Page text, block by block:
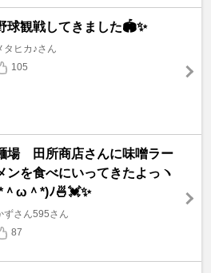
球観戦してきました🏟️✨
タヒカ♪さん
105
場 田所商店さんに味噌ラー
ンを食べにいってきたよっヽ
＾ω＾*)ﾉ🍜💓✨
ずさん595さん
87